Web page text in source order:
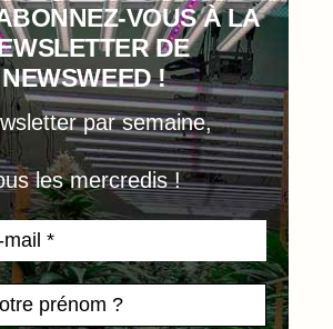
VOUS À LA
DE
NEWSWEED !
par semaine,
les mercredis !